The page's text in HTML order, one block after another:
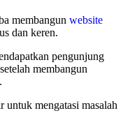
membangun website
dan keren.
pengunjung
membangun
untuk mengatasi masalah